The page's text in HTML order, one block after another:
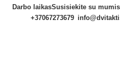
Darbo laikasSusisiekite su mumis
+37067273679